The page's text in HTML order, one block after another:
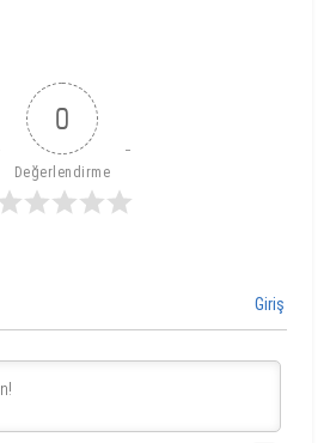
0
Değerlendirme
Giriş